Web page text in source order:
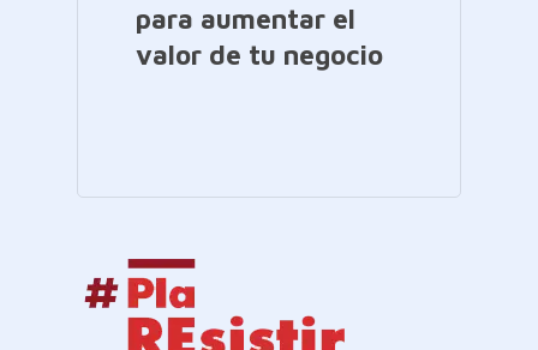
para aumentar el
valor de tu negocio